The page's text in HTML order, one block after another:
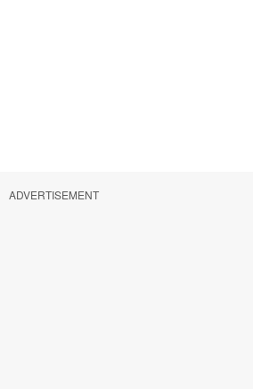
ADVERTISEMENT